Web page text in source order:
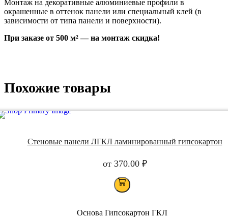
Монтаж на декоративные алюминиевые профили в
окрашенные в оттенок панели или специальный клей (в
зависимости от типа панели и поверхности).
При заказе от 500 м² — на монтаж скидка!
Похожие товары
Стеновые панели ЛГКЛ ламинированный гипсокартон
от 370.00 ₽
Основа Гипсокартон ГКЛ